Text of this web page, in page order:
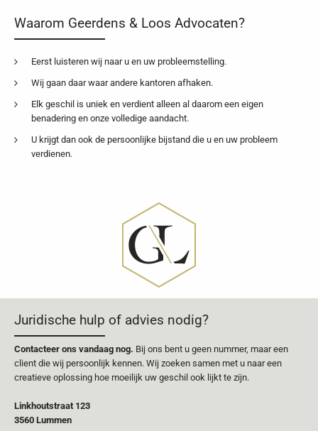
Waarom Geerdens & Loos Advocaten?
Eerst luisteren wij naar u en uw probleemstelling.
Wij gaan daar waar andere kantoren afhaken.
Elk geschil is uniek en verdient alleen al daarom een eigen
benadering en onze volledige aandacht.
U krijgt dan ook de persoonlijke bijstand die u en uw probleem
verdienen.
Juridische hulp of advies nodig?
Contacteer ons vandaag nog. Bij ons bent u geen nummer, maar een
client die wij persoonlijk kennen. Wij zoeken samen met u naar een
creatieve oplossing hoe moeilijk uw geschil ook lijkt te zijn.
Linkhoutstraat 123
3560 Lummen